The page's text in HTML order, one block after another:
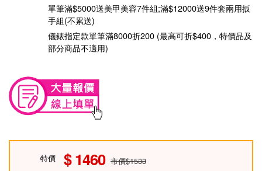
單筆滿$5000送美甲美容7件組;滿$12000送9件套兩用扳
手組(不累送)
儀錶指定款單筆滿8000折200 (最高可折$400，特價品及
部分商品不適用)
特價 1460 市價$1533